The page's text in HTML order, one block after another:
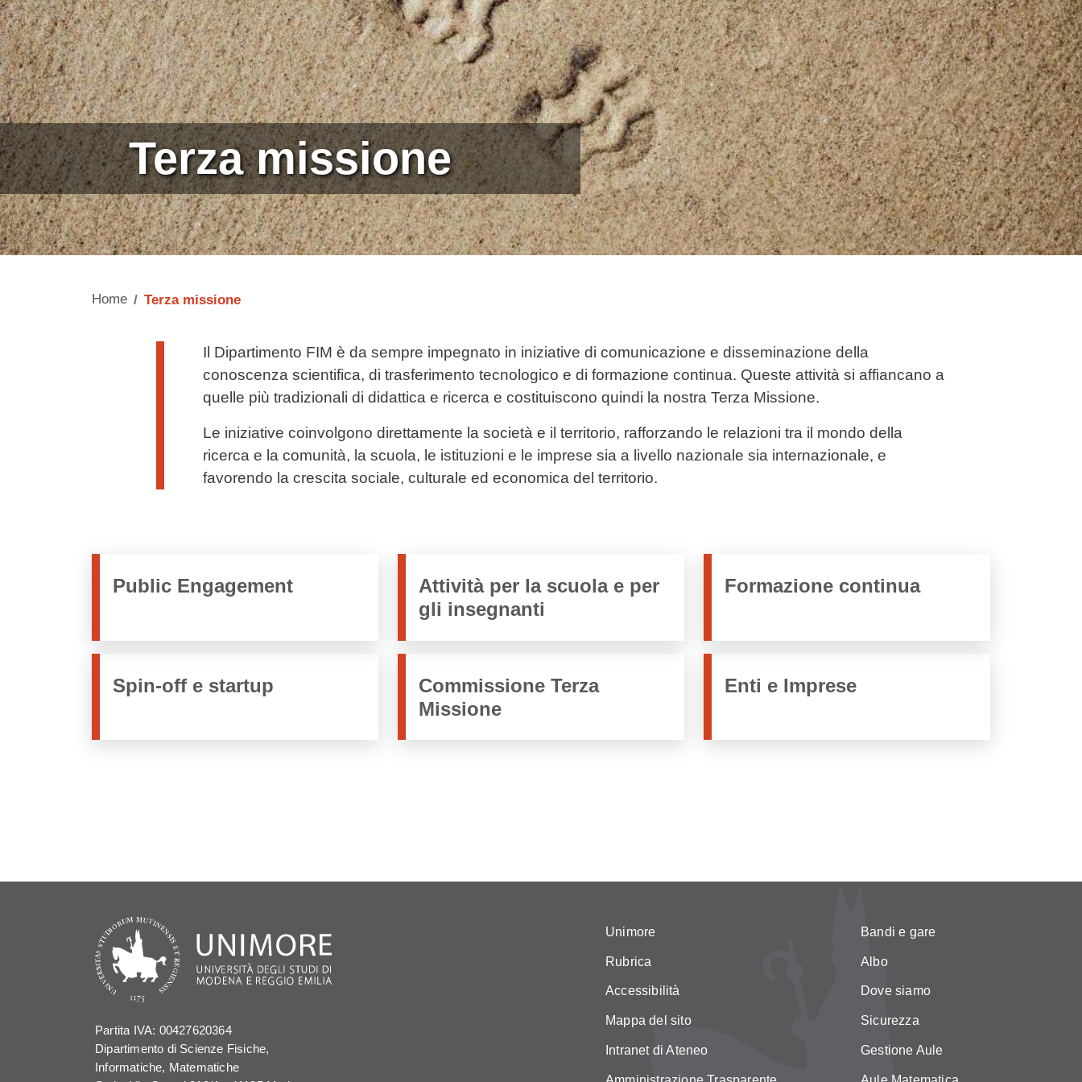
Terza missione
Home Terza missione
Testo di presentazione
Il Dipartimento FIM è da sempre impegnato in iniziative di comunicazione e disseminazione della
conoscenza scientifica, di trasferimento tecnologico e di formazione continua. Queste attività si affiancano a
quelle più tradizionali di didattica e ricerca e costituiscono quindi la nostra Terza Missione.
Le iniziative coinvolgono direttamente la società e il territorio, rafforzando le relazioni tra il mondo della
ricerca e la comunità, la scuola, le istituzioni e le imprese sia a livello nazionale sia internazionale, e
favorendo la crescita sociale, culturale ed economica del territorio.
Public Engagement
Attività per la scuola e per
gli insegnanti
Formazione continua
Spin-off e startup
Commissione Terza
Missione
Enti e Imprese
Partita IVA: 00427620364
Dipartimento di Scienze Fisiche,
Informatiche, Matematiche
Unimore
Rubrica
Accessibilità
Mappa del sito
Intranet di Ateneo
Bandi e gare
Albo
Dove siamo
Sicurezza
Gestione Aule